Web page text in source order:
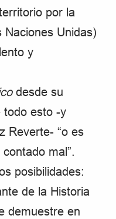
por la
Naciones Unidas)
y
desde su
todo esto -y
Reverte- “o es
mal”.
posibilidades:
de la Historia
demuestre en